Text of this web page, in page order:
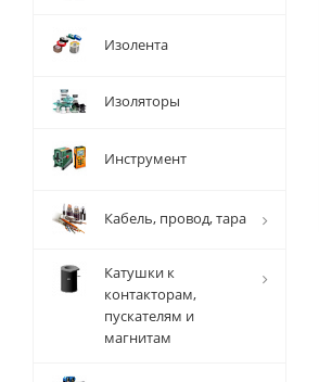
Изолента
Изоляторы
Инструмент
Кабель, провод, тара
Катушки к
контакторам,
пускателям и
магнитам